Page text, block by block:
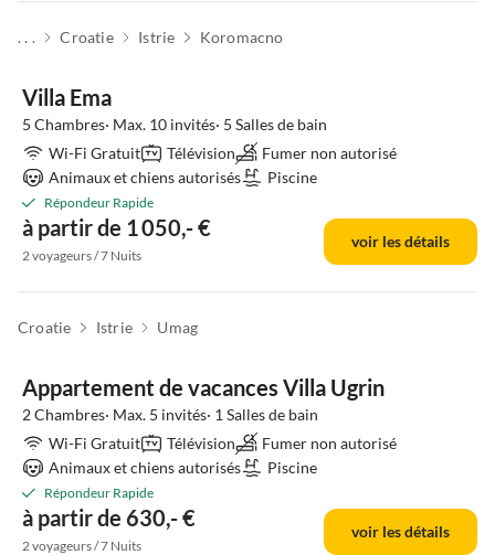
. . . Croatie Istrie Koromacno
Villa Ema
5 Chambres· Max. 10 invités· 5 Salles de bain
Wi-Fi Gratuit
Télévision
Fumer non autorisé
Animaux et chiens autorisés
Piscine
Répondeur Rapide
à partir de 1 050,- €
2 voyageurs / 7 Nuits
voir les détails
Croatie Istrie Umag
Appartement de vacances Villa Ugrin
2 Chambres· Max. 5 invités· 1 Salles de bain
Wi-Fi Gratuit
Télévision
Fumer non autorisé
Animaux et chiens autorisés
Piscine
Répondeur Rapide
à partir de 630,- €
2 voyageurs / 7 Nuits
voir les détails